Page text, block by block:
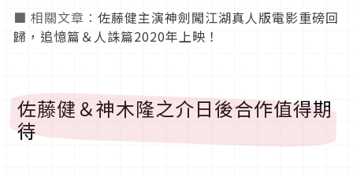
■ 相關文章： 佐藤健主演神劍闖江湖真人版電影重磅回
歸，追憶篇＆人誅篇2020年上映！
佐藤健＆神木隆之介日後合作值得期
待